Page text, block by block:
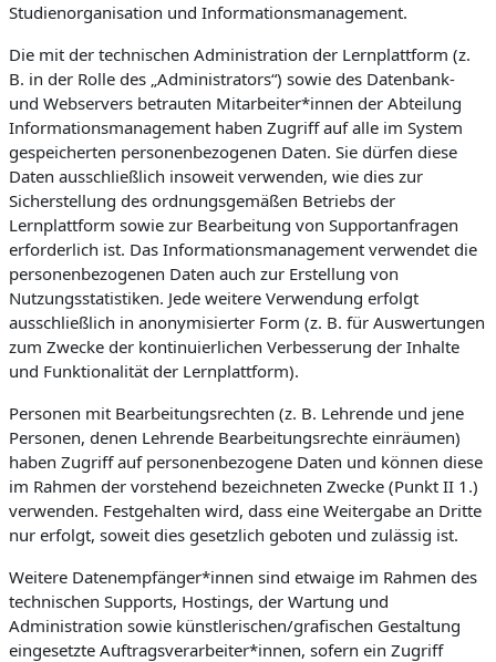
Studienorganisation und Informationsmanagement.
Die mit der technischen Administration der Lernplattform (z.
B. in der Rolle des „Administrators“) sowie des Datenbank-
und Webservers betrauten Mitarbeiter*innen der Abteilung
Informationsmanagement haben Zugriff auf alle im System
gespeicherten personenbezogenen Daten. Sie dürfen diese
Daten ausschließlich insoweit verwenden, wie dies zur
Sicherstellung des ordnungsgemäßen Betriebs der
Lernplattform sowie zur Bearbeitung von Supportanfragen
erforderlich ist. Das Informationsmanagement verwendet die
personenbezogenen Daten auch zur Erstellung von
Nutzungsstatistiken. Jede weitere Verwendung erfolgt
ausschließlich in anonymisierter Form (z. B. für Auswertungen
zum Zwecke der kontinuierlichen Verbesserung der Inhalte
und Funktionalität der Lernplattform).
Personen mit Bearbeitungsrechten (z. B. Lehrende und jene
Personen, denen Lehrende Bearbeitungsrechte einräumen)
haben Zugriff auf personenbezogene Daten und können diese
im Rahmen der vorstehend bezeichneten Zwecke (Punkt II 1.)
verwenden. Festgehalten wird, dass eine Weitergabe an Dritte
nur erfolgt, soweit dies gesetzlich geboten und zulässig ist.
Weitere Datenempfänger*innen sind etwaige im Rahmen des
technischen Supports, Hostings, der Wartung und
Administration sowie künstlerischen/grafischen Gestaltung
eingesetzte Auftragsverarbeiter*innen, sofern ein Zugriff